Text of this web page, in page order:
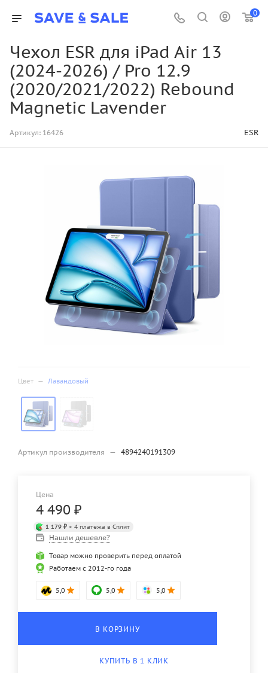
0
Чехол ESR для iPad Air 13
(2024-2026) / Pro 12.9
(2020/2021/2022) Rebound
Magnetic Lavender
Артикул: 16426 ESR
Цвет — Лавандовый
Артикул производителя — 4894240191309
Цена
4 490 ₽
1 179 ₽ × 4 платежа в Сплит
Нашли дешевле?
Товар можно проверить перед оплатой
Работаем с 2012-го года
5,0 5,0 5,0
В КОРЗИНУ
КУПИТЬ В 1 КЛИК